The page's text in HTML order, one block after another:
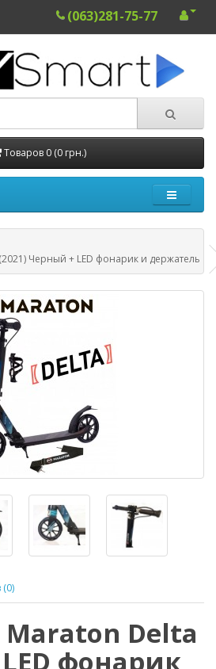
(063)281-75-77
Товаров 0 (0 грн.)
Черный + LED фонарик и держатель
(0)
Delta
LED фонарик